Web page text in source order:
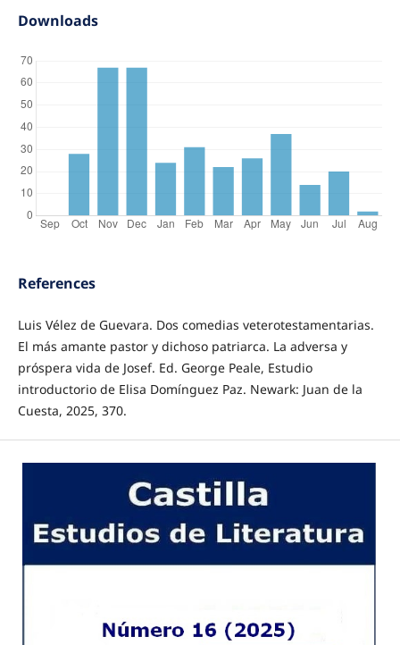
Downloads
References
Luis Vélez de Guevara. Dos comedias veterotestamentarias.
El más amante pastor y dichoso patriarca. La adversa y
próspera vida de Josef. Ed. George Peale, Estudio
introductorio de Elisa Domínguez Paz. Newark: Juan de la
Cuesta, 2025, 370.